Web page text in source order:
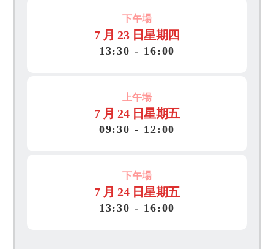
下午場
7 月 23 日星期四
13:30 - 16:00
上午場
7 月 24 日星期五
09:30 - 12:00
下午場
7 月 24 日星期五
13:30 - 16:00